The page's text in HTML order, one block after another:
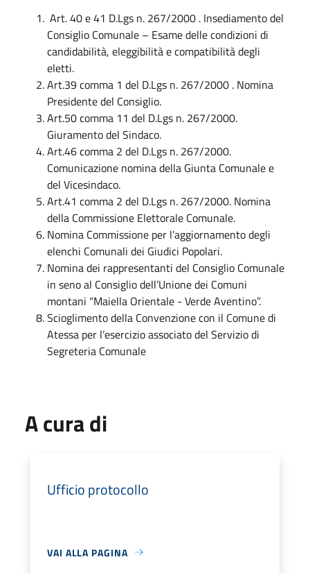
Art. 40 e 41 D.Lgs n. 267/2000 . Insediamento del
Consiglio Comunale – Esame delle condizioni di
candidabilità, eleggibilità e compatibilità degli
eletti.
Art.39 comma 1 del D.Lgs n. 267/2000 . Nomina
Presidente del Consiglio.
Art.50 comma 11 del D.Lgs n. 267/2000.
Giuramento del Sindaco.
Art.46 comma 2 del D.Lgs n. 267/2000.
Comunicazione nomina della Giunta Comunale e
del Vicesindaco.
Art.41 comma 2 del D.Lgs n. 267/2000. Nomina
della Commissione Elettorale Comunale.
Nomina Commissione per l’aggiornamento degli
elenchi Comunali dei Giudici Popolari.
Nomina dei rappresentanti del Consiglio Comunale
in seno al Consiglio dell’Unione dei Comuni
montani “Maiella Orientale - Verde Aventino”.
Scioglimento della Convenzione con il Comune di
Atessa per l’esercizio associato del Servizio di
Segreteria Comunale
A cura di
Ufficio protocollo
VAI ALLA PAGINA